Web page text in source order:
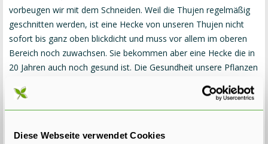
Diese Webseite verwendet Cookies
vorbeugen wir mit dem Schneiden. Weil die Thujen regelmäßig
geschnitten werden, ist eine Hecke von unseren Thujen nicht
sofort bis ganz oben blickdicht und muss vor allem im oberen
Bereich noch zuwachsen. Sie bekommen aber eine Hecke die in
20 Jahren auch noch gesund ist. Die Gesundheit unsere Pflanzen
etwa einem Jahr zugewachsen sein und bleibt danach auch dicht.
Atrovirens